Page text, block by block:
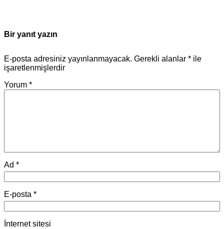
Bir yanıt yazın
E-posta adresiniz yayınlanmayacak. Gerekli alanlar * ile
işaretlenmişlerdir
Yorum *
Ad *
E-posta *
İnternet sitesi